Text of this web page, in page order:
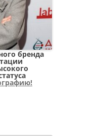
бренда